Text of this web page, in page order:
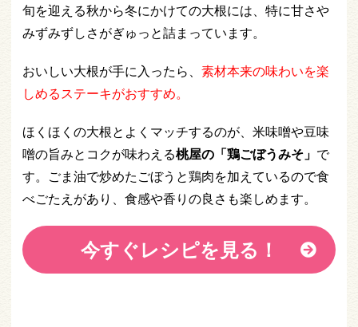
旬を迎える秋から冬にかけての大根には、特に甘さや
みずみずしさがぎゅっと詰まっています。
おいしい大根が手に入ったら、 素材本来の味わいを楽
しめるステーキがおすすめ。
ほくほくの大根とよくマッチするのが、米味噌や豆味
噌の旨みとコクが味わえる桃屋の「鶏ごぼうみそ」 で
す。ごま油で炒めたごぼうと鶏肉を加えているので食
べごたえがあり、食感や香りの良さも楽しめます。
今すぐレシピを見る！